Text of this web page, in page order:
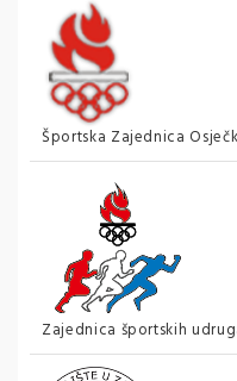
Športska Zajednica
Zajednica športskih